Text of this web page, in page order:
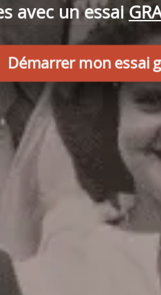
avec un essai
Démarrer mon essai